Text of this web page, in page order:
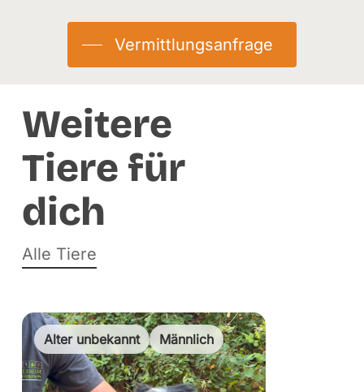
Eingetroffen:
Vermittlungsanfrage
Weitere
Tiere für
dich
Alle Tiere
Alter unbekannt Männlich